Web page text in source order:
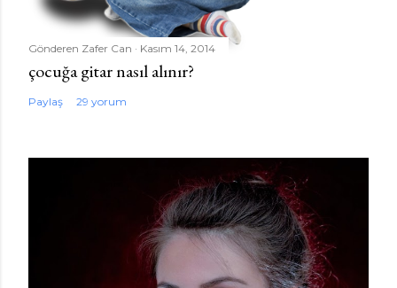
Gönderen Zafer Can Kasım 14, 2014
çocuğa gitar nasıl alınır?
Paylaş 29 yorum